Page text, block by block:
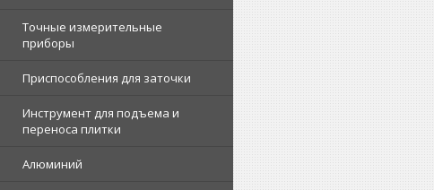
Точные измерительные
приборы
Приспособления для заточки
Инструмент для подъема и
переноса плитки
Алюминий